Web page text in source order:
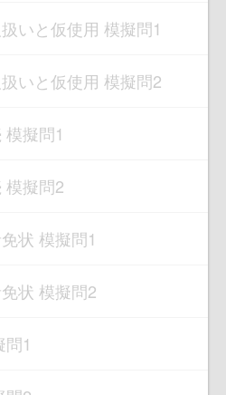
いと仮使用 模擬問1
いと仮使用 模擬問2
擬問1
模擬問2
状 模擬問1
状 模擬問2
1